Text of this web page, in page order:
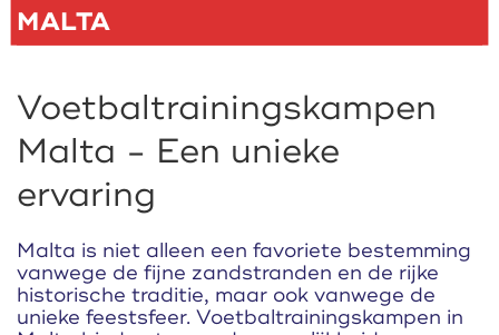
MALTA
Voetbaltrainingskampen
Malta - Een unieke
ervaring
Malta is niet alleen een favoriete bestemming
vanwege de fijne zandstranden en de rijke
historische traditie, maar ook vanwege de
unieke feestsfeer. Voetbaltrainingskampen in